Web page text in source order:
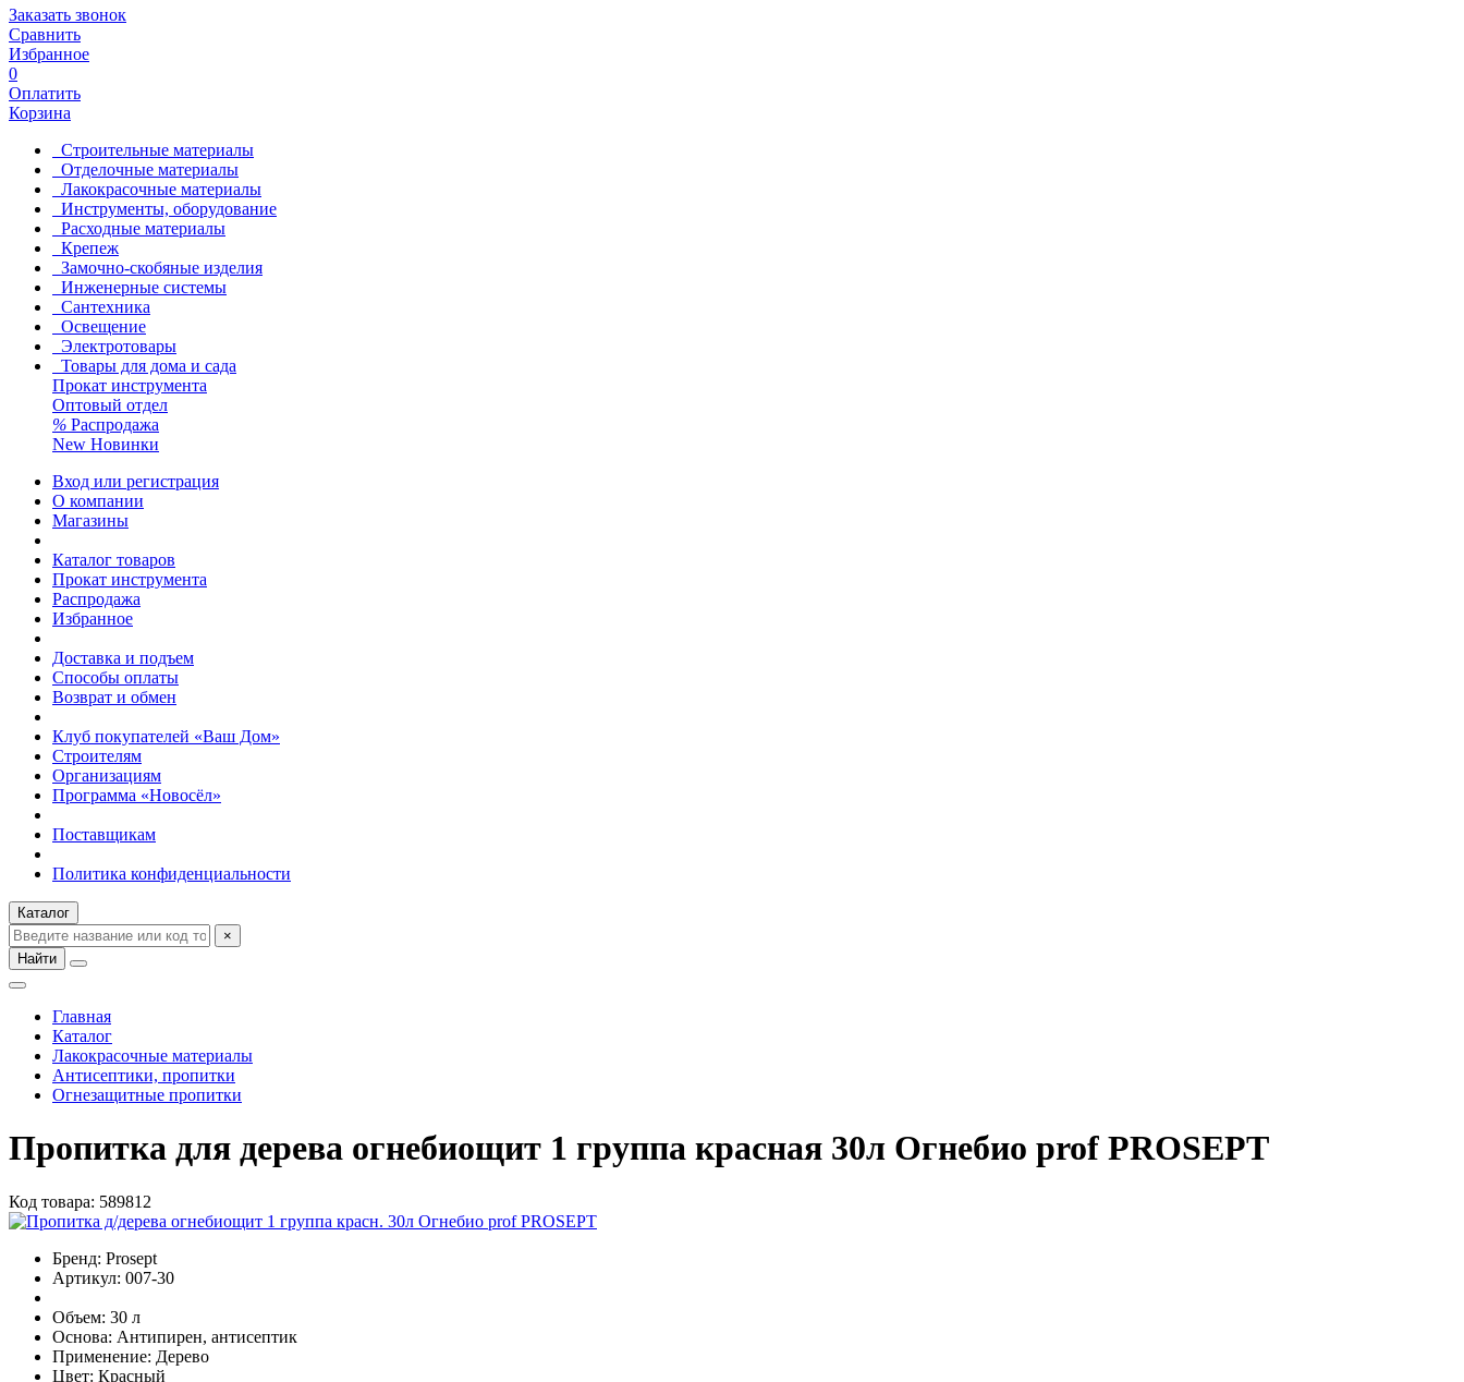
Заказать звонок
Сравнить
Избранное
0
Оплатить
Корзина
Строительные материалы
Отделочные материалы
Лакокрасочные материалы
Инструменты, оборудование
Расходные материалы
Крепеж
Замочно-скобяные изделия
Инженерные системы
Сантехника
Освещение
Электротовары
Товары для дома и сада
Прокат инструмента
Оптовый отдел
% Распродажа
New Новинки
Вход или регистрация
О компании
Магазины
Каталог товаров
Прокат инструмента
Распродажа
Избранное
Доставка и подъем
Способы оплаты
Возврат и обмен
Клуб покупателей «Ваш Дом»
Строителям
Организациям
Программа «Новосёл»
Поставщикам
Политика конфиденциальности
Каталог
×
Найти
Главная
Каталог
Лакокрасочные материалы
Антисептики, пропитки
Огнезащитные пропитки
Пропитка для дерева огнебиощит 1 группа красная 30л Огнебио prof PROSEPT
Код товара: 589812
Бренд: Prosept
Артикул: 007-30
Объем: 30 л
Основа: Антипирен, антисептик
Применение: Дерево
Цвет: Красный